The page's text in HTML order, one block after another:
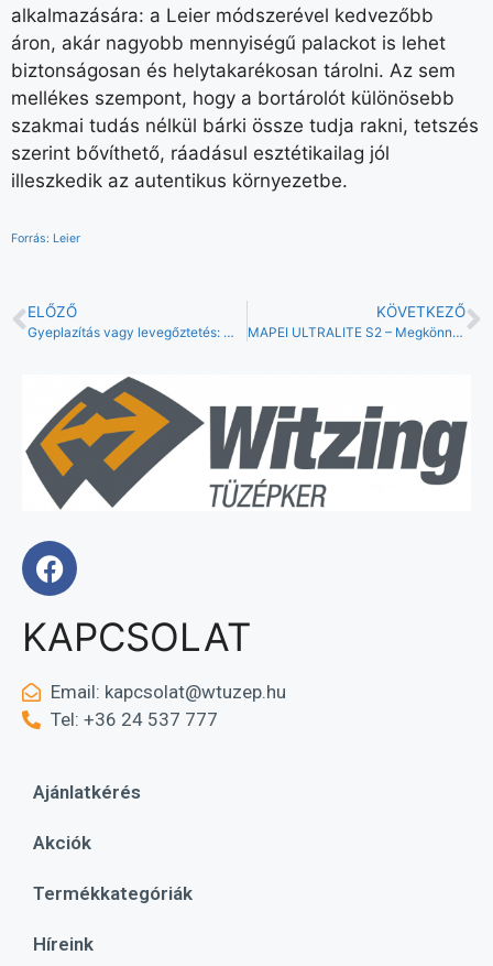
alkalmazására: a Leier módszerével kedvezőbb
áron, akár nagyobb mennyiségű palackot is lehet
biztonságosan és helytakarékosan tárolni. Az sem
mellékes szempont, hogy a bortárolót különösebb
szakmai tudás nélkül bárki össze tudja rakni, tetszés
szerint bővíthető, ráadásul esztétikailag jól
illeszkedik az autentikus környezetbe.
Forrás: Leier
ELŐZŐ
Gyeplazítás vagy levegőztetés: Mi a különbség?
KÖVETKEZŐ
MAPEI ULTRALITE S2 – Megkönnyítjük munkáját!
KAPCSOLAT
Email: kapcsolat@wtuzep.hu
Tel: +36 24 537 777
Ajánlatkérés
Akciók
Termékkategóriák
Híreink